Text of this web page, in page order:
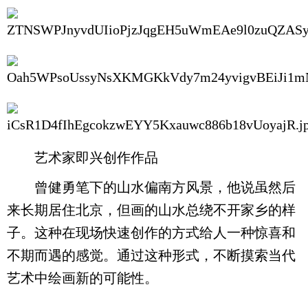
艺术家即兴创作作品
曾健勇笔下的山水偏南方风景，他说虽然后
来长期居住北京，但画的山水总绕不开家乡的样
子。这种在现场快速创作的方式给人一种惊喜和
不期而遇的感觉。通过这种形式，不断摸索当代
艺术中绘画新的可能性。